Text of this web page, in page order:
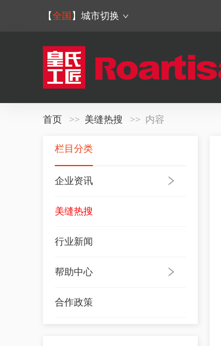
【全国 】 城市切换
首页 美缝热搜 内容
栏目分类
企业资讯
美缝热搜
行业新闻
帮助中心
合作政策